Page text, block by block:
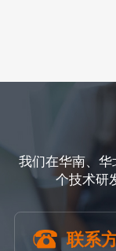
我们在华南、
个技术研
联系